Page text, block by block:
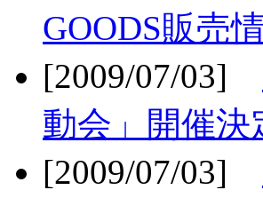
GOODS販売
[2009/07/03]
動会」開催決
[2009/07/03]